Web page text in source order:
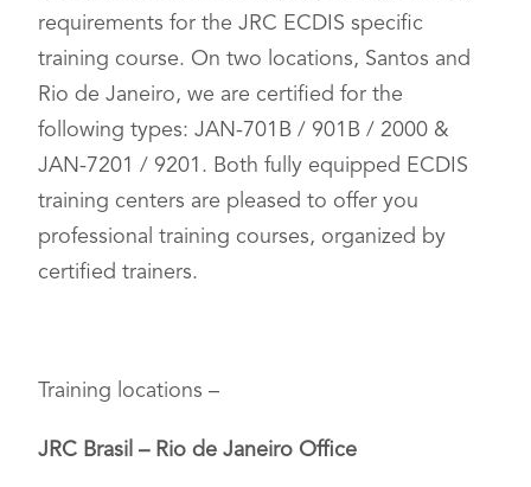
requirements for the JRC ECDIS specific
training course. On two locations, Santos and
Rio de Janeiro, we are certified for the
following types: JAN-701B / 901B / 2000 &
JAN-7201 / 9201. Both fully equipped ECDIS
training centers are pleased to offer you
professional training courses, organized by
certified trainers.
Training locations –
JRC Brasil – Rio de Janeiro Office